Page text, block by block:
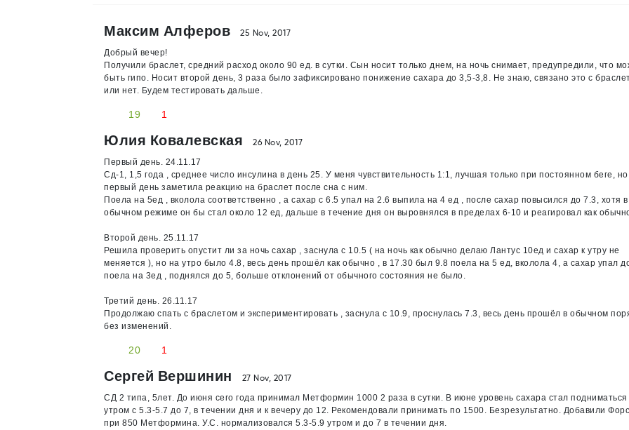
Максим Алферов 25 Nov, 2017
Добрый вечер!
Получили браслет, средний расход около 90 ед. в сутки. Сын носит только днем, на ночь снимает, предупредили, что
быть гипо. Носит второй день, 3 раза было зафиксировано понижение сахара до 3,5-3,8. Не знаю, связано это с
или нет. Будем тестировать дальше.
19 1
Юлия Ковалевская 26 Nov, 2017
Первый день. 24.11.17
Сд-1, 1,5 года , среднее число инсулина в день 25. У меня чувствительность 1:1, лучшая только при постоянном беге, но
первый день заметила реакцию на браслет после сна с ним.
Поела на 5ед , вколола соответственно , а сахар с 6.5 упал на 2.6 выпила на 4 ед , после сахар повысился до 7.3, хотя в
обычном режиме он бы стал около 12 ед, дальше в течение дня он выровнялся в пределах 6-10 и реагировал как
Второй день. 25.11.17
Решила проверить опустит ли за ночь сахар , заснула с 10.5 ( на ночь как обычно делаю Лантус 10ед и сахар к утру не
меняется ), но на утро было 4.8, весь день прошёл как обычно , в 17.30 был 9.8 поела на 5 ед, вколола 4, а сахар упал
поела на 3ед , поднялся до 5, больше отклонений от обычного состояния не было.
Третий день. 26.11.17
Продолжаю спать с браслетом и экспериментировать , заснула с 10.9, проснулась 7.3, весь день прошёл в обычном
без изменений.
20 1
Сергей Вершинин 27 Nov, 2017
СД 2 типа, 5лет. До июня сего года принимал Метформин 1000 2 раза в сутки. В июне уровень сахара стал подниматься
утром с 5.3-5.7 до 7, в течении дня и к вечеру до 12. Рекомендовали принимать по 1500. Безрезультатно. Добавили
при 850 Метформина. У.С. нормализовался 5.3-5.9 утром и до 7 в течении дня.